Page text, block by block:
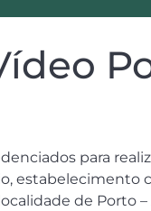
para
estabelecimento
de Porto –